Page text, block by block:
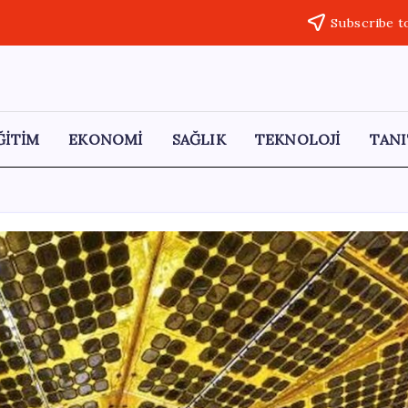
Subscribe
EKONOMİ SAĞLIK TEKNOLOJİ